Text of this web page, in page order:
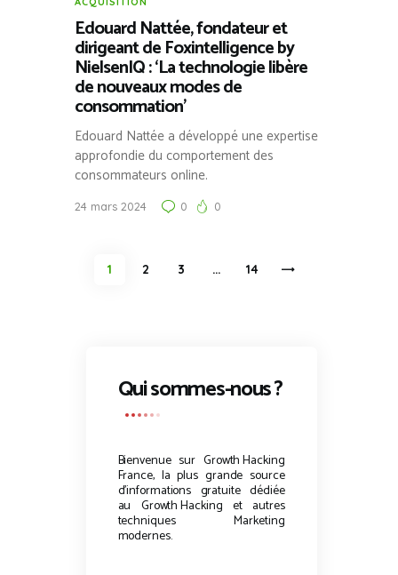
Edouard Nattée, fondateur et
dirigeant de Foxintelligence by
NielsenIQ : ‘La technologie libère
de nouveaux modes de
consommation’
Edouard Nattée a développé une expertise
approfondie du comportement des
consommateurs online.
24 mars 2024 0 0
Pagination
PAGE
1 PAGE
2 PAGE
3 … PAGE
14
Qui sommes-nous ?
Bienvenue sur Growth Hacking
France, la plus grande source
d’informations gratuite dédiée
au Growth Hacking et autres
techniques Marketing
modernes.